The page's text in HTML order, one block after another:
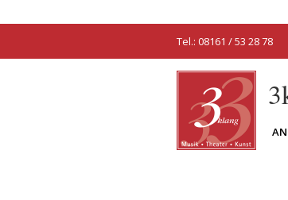
Tel.: 08161 / 53 28 78